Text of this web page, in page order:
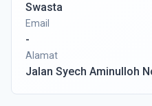
Swasta
Email
-
Alamat
Jalan Syech Aminulloh